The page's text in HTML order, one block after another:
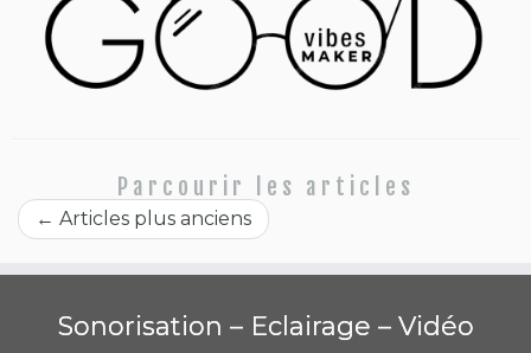
Parcourir les articles
← Articles plus anciens
Sonorisation – Eclairage – Vidéo